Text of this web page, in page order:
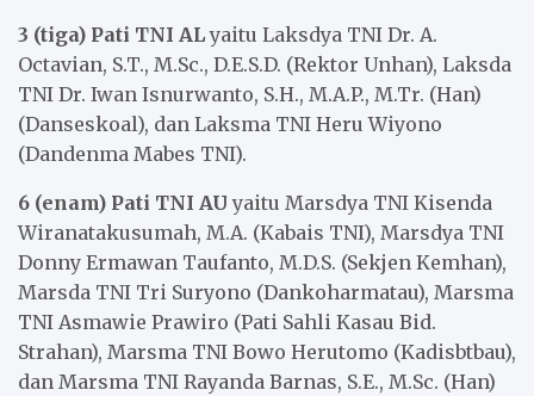
3 (tiga) Pati TNI ALyaitu Laksdya TNI Dr. A.
Octavian, S.T., M.Sc., D.E.S.D. (Rektor Unhan), Laksda
TNI Dr. Iwan Isnurwanto, S.H., M.A.P., M.Tr. (Han)
(Danseskoal), dan Laksma TNI Heru Wiyono
(Dandenma Mabes TNI).
6 (enam) Pati TNI AU yaitu Marsdya TNI Kisenda
Wiranatakusumah, M.A. (Kabais TNI), Marsdya TNI
Donny Ermawan Taufanto, M.D.S. (Sekjen Kemhan),
Marsda TNI Tri Suryono (Dankoharmatau), Marsma
TNI Asmawie Prawiro (Pati Sahli Kasau Bid.
Strahan), Marsma TNI Bowo Herutomo (Kadisbtbau),
dan Marsma TNI Rayanda Barnas, S.E., M.Sc. (Han)